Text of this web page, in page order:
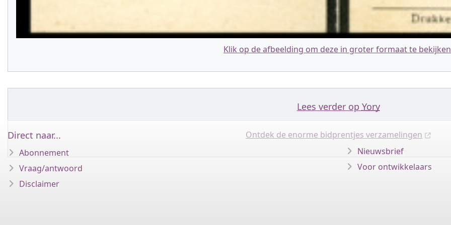
Klik op de afbeelding om deze in groter formaat te
Lees verder op Yory
Ontdek de enorme bidprentjes verzamelingen
Direct naar...
Abonnement
Vraag/antwoord
Disclaimer
Nieuwsbrief
Voor ontwikkelaars